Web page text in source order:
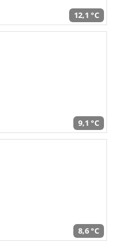
12,1 °C
9,1 °C
8,6 °C